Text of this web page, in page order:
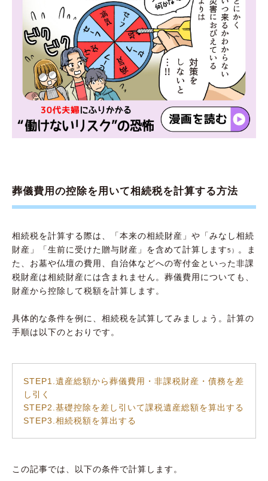
葬儀費用の控除を用いて相続税を計算する方法
相続税を計算する際は、「本来の相続財産」や「みなし相続
財産」「生前に受けた贈与財産」を含めて計算します5）
。ま
た、お墓や仏壇の費用、自治体などへの寄付金といった非課
税財産は相続財産には含まれません。葬儀費用についても、
財産から控除して税額を計算します。
具体的な条件を例に、相続税を試算してみましょう。計算の
手順は以下のとおりです。
STEP1.遺産総額から葬儀費用・非課税財産・債務を差
し引く
STEP2.基礎控除を差し引いて課税遺産総額を算出する
STEP3.相続税額を算出する
この記事では、以下の条件で計算します。